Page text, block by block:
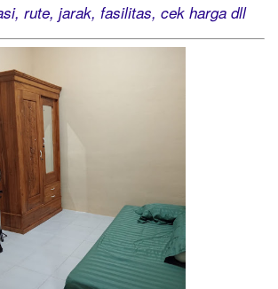
rute, jarak, fasilitas, cek harga dll